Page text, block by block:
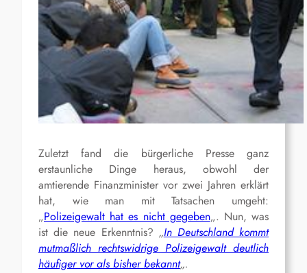
Zuletzt fand die bürgerliche Presse ganz
erstaunliche Dinge heraus, obwohl der
amtierende Finanzminister vor zwei Jahren erklärt
hat, wie man mit Tatsachen umgeht:
„Polizeigewalt hat es nicht gegeben„. Nun, was
ist die neue Erkenntnis? „In Deutschland kommt
mutmaßlich rechtswidrige Polizeigewalt deutlich
häufiger vor als bisher bekannt„.